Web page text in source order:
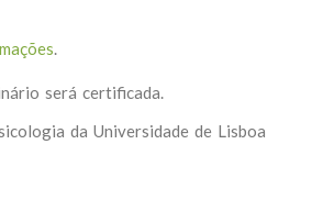
.
será certificada.
da Universidade de Lisboa